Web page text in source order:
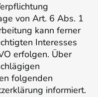
von Art. 6 Abs. 1
kann ferner
Interesses
erfolgen. Über
folgenden
informiert.